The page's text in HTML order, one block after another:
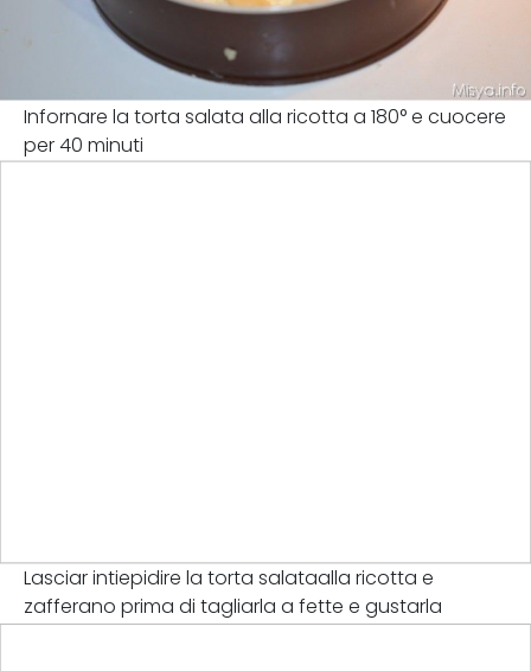
Infornare la torta salata alla ricotta a 180° e cuocere
per 40 minuti
Lasciar intiepidire la torta salataalla ricotta e
zafferano prima di tagliarla a fette e gustarla